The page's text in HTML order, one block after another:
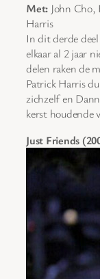
Met: John
Harris
In dit derde
elkaar al 2 jaar
delen raken de
Patrick Harris
zichzelf en
kerst houdende
Just Friends